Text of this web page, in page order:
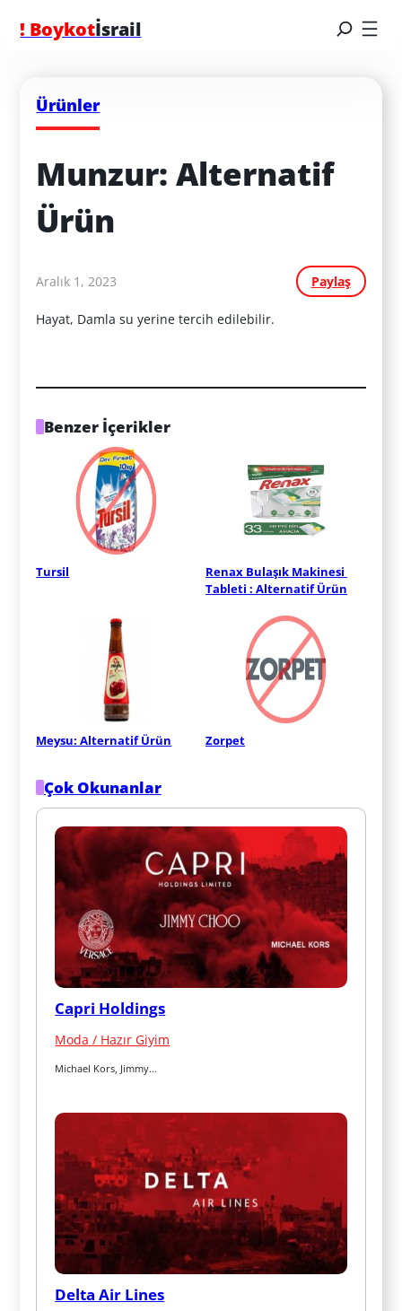
! Boykotİsrail
Ürünler
Munzur: Alternatif
Ürün
Aralık 1, 2023 Paylaş
Hayat, Damla su yerine tercih edilebilir.
Benzer İçerikler
Tursil
Renax Bulaşık Makinesi
Tableti : Alternatif Ürün
Meysu: Alternatif Ürün Zorpet
Çok Okunanlar
Capri Holdings
Moda / Hazır Giyim
Michael Kors, Jimmy…
Delta Air Lines